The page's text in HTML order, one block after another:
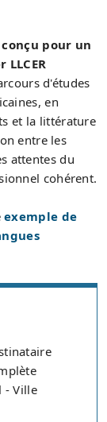
pour un
d'études
en
et la littérature
entre les
attentes du
cohérent.
exemple de
- Ville